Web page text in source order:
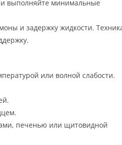
выполняйте минимальные
и задержку жидкости.
или волной слабости.
печенью или щитовидной